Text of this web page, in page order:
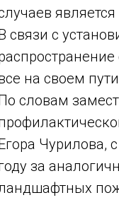
связи с
на своем
словам
Чурилова,
за